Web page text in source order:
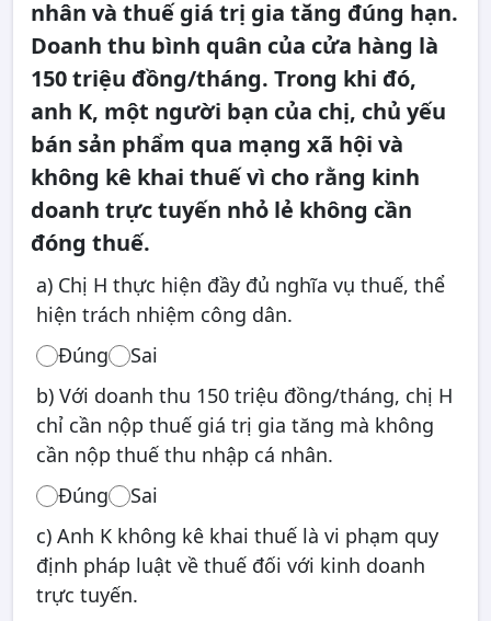
nhân và thuế giá trị gia tăng đúng hạn.
Doanh thu bình quân của cửa hàng là
150 triệu đồng/tháng. Trong khi đó,
anh K, một người bạn của chị, chủ yếu
bán sản phẩm qua mạng xã hội và
không kê khai thuế vì cho rằng kinh
doanh trực tuyến nhỏ lẻ không cần
đóng thuế.
a) Chị H thực hiện đầy đủ nghĩa vụ thuế, thể
hiện trách nhiệm công dân.
Đúng
Sai
b) Với doanh thu 150 triệu đồng/tháng, chị H
chỉ cần nộp thuế giá trị gia tăng mà không
cần nộp thuế thu nhập cá nhân.
Đúng
Sai
c) Anh K không kê khai thuế là vi phạm quy
định pháp luật về thuế đối với kinh doanh
trực tuyến.